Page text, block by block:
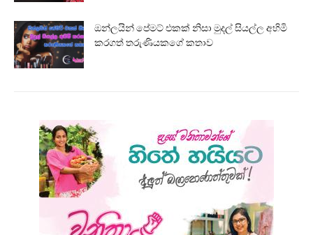
ඔන්ලයින් පේමට් එකක් නිසා මුදල් සියල්ල අහිමි
කරගත් තරුණියකගේ කතාව